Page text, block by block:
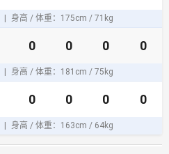
身高 / 体重：175cm / 71kg
0 0 0 0
身高 / 体重：181cm / 75kg
0 0 0 0
身高 / 体重：163cm / 64kg